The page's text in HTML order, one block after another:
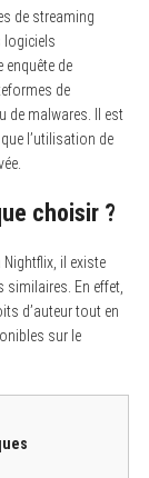
de streaming
logiciels
de
de
de malwares. Il est
l’utilisation de
choisir ?
il existe
En effet,
d’auteur tout en
sur le